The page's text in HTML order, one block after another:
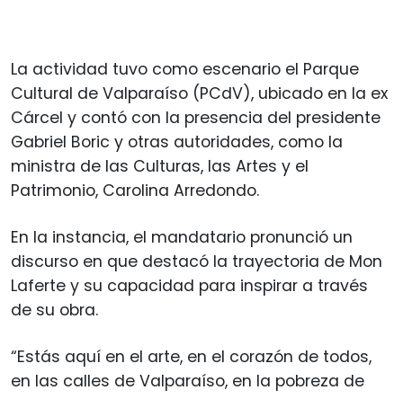
La actividad tuvo como escenario el Parque
Cultural de Valparaíso (PCdV), ubicado en la ex
Cárcel y contó con la presencia del presidente
Gabriel Boric y otras autoridades, como la
ministra de las Culturas, las Artes y el
Patrimonio, Carolina Arredondo.
En la instancia, el mandatario pronunció un
discurso en que destacó la trayectoria de Mon
Laferte y su capacidad para inspirar a través
de su obra.
“Estás aquí en el arte, en el corazón de todos,
en las calles de Valparaíso, en la pobreza de